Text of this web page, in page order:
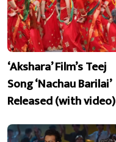
‘Akshara’ Film’s Teej
Song ‘Nachau Barilai’
Released (with video)